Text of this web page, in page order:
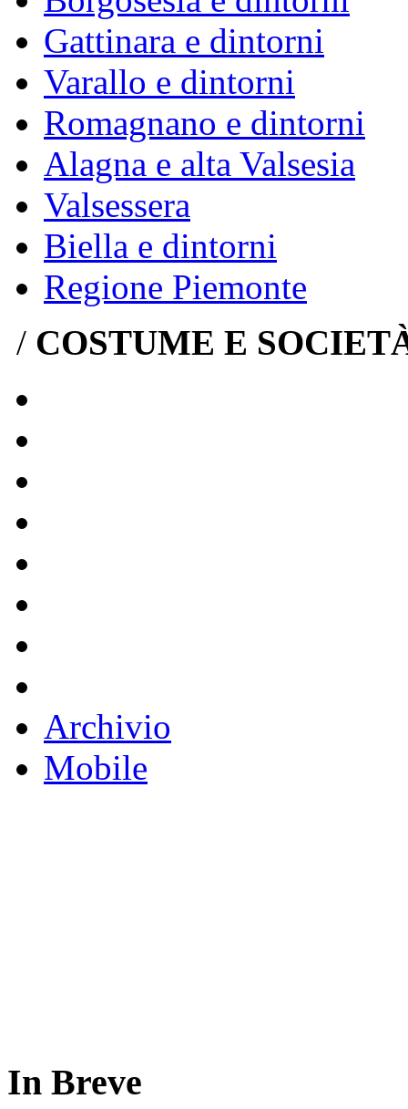
Gattinara e dintorni
Varallo e dintorni
Romagnano e dintorni
Alagna e alta Valsesia
Valsessera
Biella e dintorni
Regione Piemonte
/ COSTUME E
Archivio
Mobile
In Breve